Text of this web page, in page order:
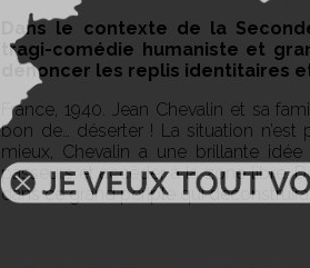
Dans le contexte de la
tragi-comédie humaniste et
dénoncer les replis identitaires
France, 1940. Jean Chevalin et sa
bon de… déserter ! La situation n’est
mieux, Chevalin a une brillante
passeurs et accéder à la zone libre.
dans ce grand périple qui